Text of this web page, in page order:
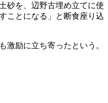
砂を、辺野古埋め立てに使
ことになる」と断食座り込
励に立ち寄ったという。